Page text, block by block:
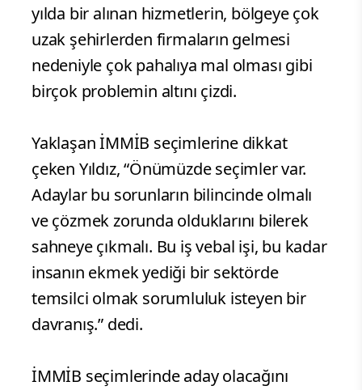
yılda bir alınan hizmetlerin, bölgeye çok
uzak şehirlerden firmaların gelmesi
nedeniyle çok pahalıya mal olması gibi
birçok problemin altını çizdi.
Yaklaşan İMMİB seçimlerine dikkat
çeken Yıldız, “Önümüzde seçimler var.
Adaylar bu sorunların bilincinde olmalı
ve çözmek zorunda olduklarını bilerek
sahneye çıkmalı. Bu iş vebal işi, bu kadar
insanın ekmek yediği bir sektörde
temsilci olmak sorumluluk isteyen bir
davranış.” dedi.
İMMİB seçimlerinde aday olacağını